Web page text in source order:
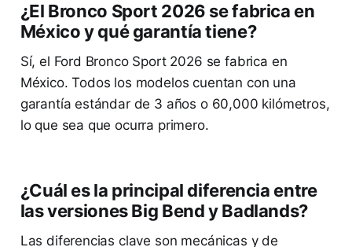
¿El Bronco Sport 2026 se fabrica en
México y qué garantía tiene?
Sí, el Ford Bronco Sport 2026 se fabrica en
México. Todos los modelos cuentan con una
garantía estándar de 3 años o 60,000 kilómetros,
lo que sea que ocurra primero.
¿Cuál es la principal diferencia entre
las versiones Big Bend y Badlands?
Las diferencias clave son mecánicas y de